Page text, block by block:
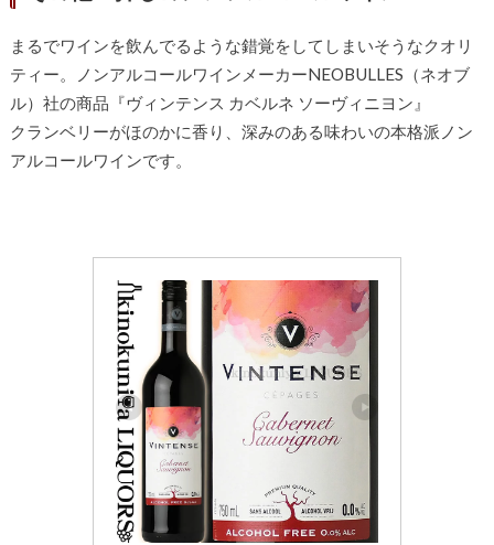
まるでワインを飲んでるような錯覚をしてしまいそうなクオリ
ティー。ノンアルコールワインメーカーNEOBULLES（ネオブ
ル）社の商品『ヴィンテンス カベルネ ソーヴィニヨン』
クランベリーがほのかに香り、深みのある味わいの本格派ノン
アルコールワインです。